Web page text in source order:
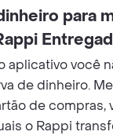
para
aplicativo você
de dinheiro.
de compras,
o Rappi